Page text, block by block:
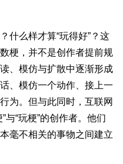
么样才算“玩得好”？这
梗，并不是创作者提前规
、模仿与扩散中逐渐形成
、模仿一个动作、接上一
为。但与此同时，互联网
与“玩梗”的创作者。他们
毫不相关的事物之间建立